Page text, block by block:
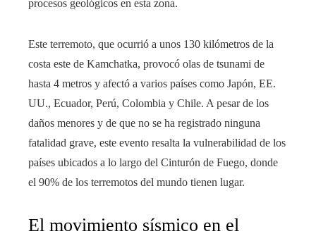
procesos geológicos en esta zona.
Este terremoto, que ocurrió a unos 130 kilómetros de la
costa este de Kamchatka, provocó olas de tsunami de
hasta 4 metros y afectó a varios países como Japón, EE.
UU., Ecuador, Perú, Colombia y Chile. A pesar de los
daños menores y de que no se ha registrado ninguna
fatalidad grave, este evento resalta la vulnerabilidad de los
países ubicados a lo largo del Cinturón de Fuego, donde
el 90% de los terremotos del mundo tienen lugar.
El movimiento sísmico en el